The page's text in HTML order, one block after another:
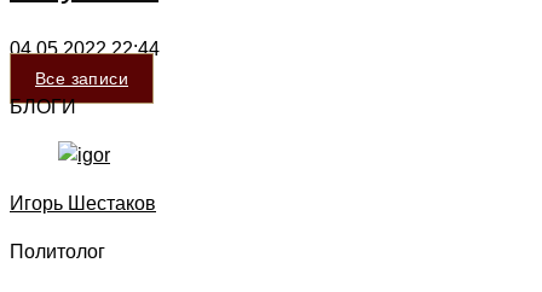
04.05.202222:44
Все записи
БЛОГИ
Игорь Шестаков
Политолог